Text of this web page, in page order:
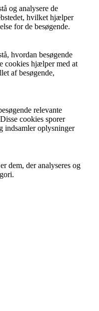
og analysere de
hvilket hjælper
for de besøgende.
hvordan besøgende
cookies hjælper med at
af besøgende,
relevante
cookies sporer
indsamler oplysninger
dem, der analyseres og